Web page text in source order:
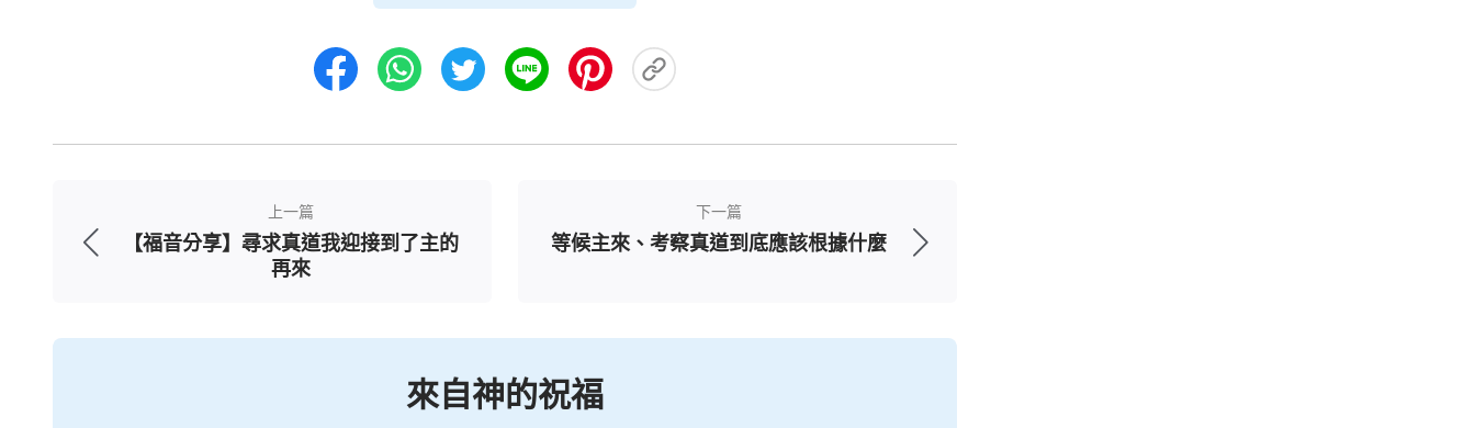
接下來我們來看兩段全能神的話，聽聽這是不是神的聲音。全能神説：「
華，也曾經被人稱為彌賽亞，人也曾經愛戴我叫我救主耶穌，今天我已不再是人以往所認識的
創世到如今，無一人見過我，這就是末世向人顯現的但又隱秘在人中間的神，活靈活現住在人
的中間，如烈日，又如火焰，充滿能力，滿帶着權柄，無一人一物不在我的話中被審判，在火
的焚燒之下無一人一物不被潔净。最終，萬國必因着我的話而得福，也因着我的話而被砸得粉
上一篇
【福音分享】尋求真道我迎接到了主的
再來
下一篇
等候主來、考察真道到底應該根據什麼
來自神的祝福